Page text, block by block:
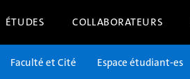
ÉTUDES COLLABORATEURS
Faculté et Cité Espace étudiant-es